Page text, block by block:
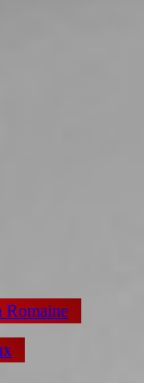
Romaine